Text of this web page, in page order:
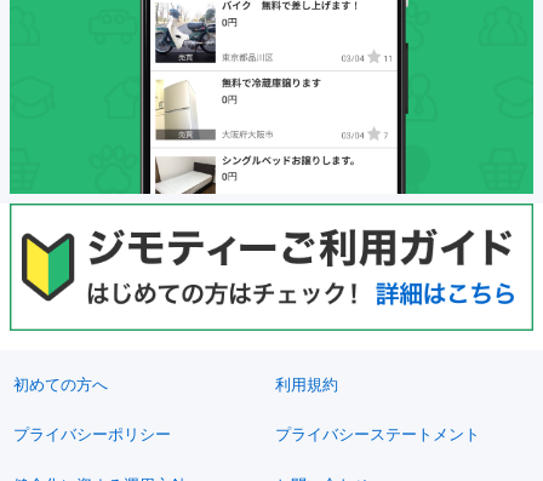
初めての方へ 利用規約
プライバシーポリシー プライバシーステートメント